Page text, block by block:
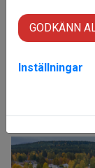
en lägenhet
nära till
Barnvänliga
GODKÄNN
Inställningar